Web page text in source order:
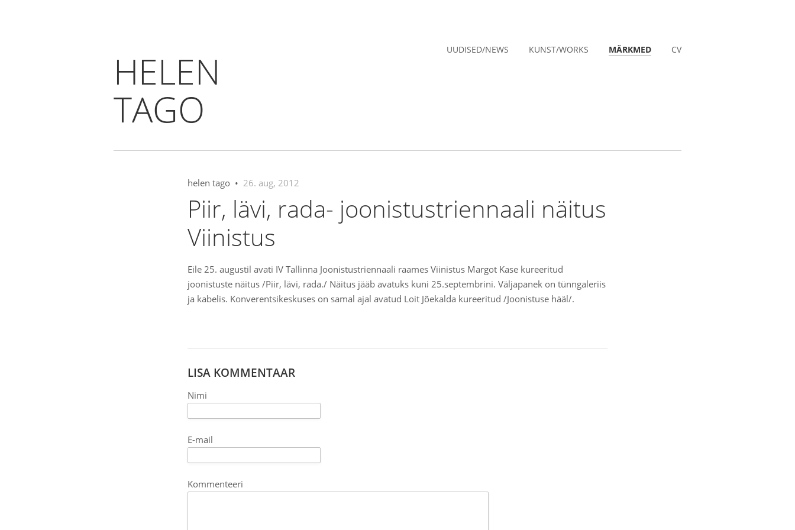
HELEN
TAGO
UUDISED/NEWS KUNST/WORKS MÄRKMED CV
helen tago • 26. aug, 2012
Piir, lävi, rada- joonistustriennaali näitus
Viinistus
Eile 25. augustil avati IV Tallinna Joonistustriennaali raames Viinistus Margot Kase kureeritud
joonistuste näitus /Piir, lävi, rada./ Näitus jääb avatuks kuni 25.septembrini. Väljapanek on tünngaleriis
ja kabelis. Konverentsikeskuses on samal ajal avatud Loit Jõekalda kureeritud /Joonistuse hääl/.
LISA KOMMENTAAR
Nimi
E-mail
Kommenteeri